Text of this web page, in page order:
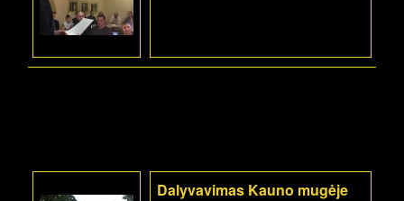
Dalyvavimas Kauno mugėje